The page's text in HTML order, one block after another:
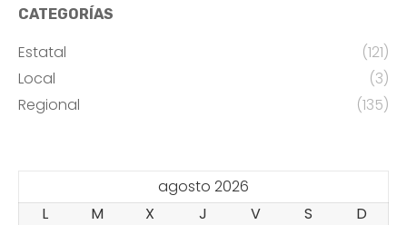
CATEGORÍAS
Estatal
(121)
Local
(3)
Regional
(135)
agosto 2026
L
M X J V S
D